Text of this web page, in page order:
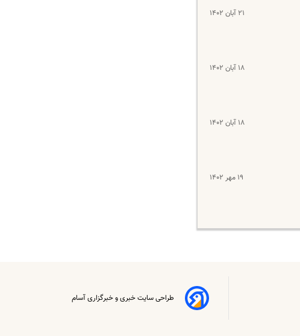
۲۱ آبان ۱۴۰۲
۱۸ آبان ۱۴۰۲
۱۸ آبان ۱۴۰۲
۱۹ مهر ۱۴۰۲
طراحی سایت خبری و خبرگزاری آسام